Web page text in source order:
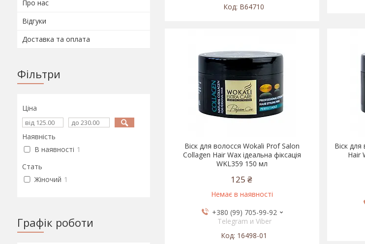
B64710
Віск для волосся Wokali Prof Salon
Collagen Hair Wax ідеальна фіксація
WKL359 150 мл
125 ₴
Немає в наявності
+380 (99) 705-99-92
Telegram и Viber
16498-01
Віск
Hair
Про нас
Відгуки
Доставка та оплата
Фільтри
Ціна
Наявність
В наявності 1
Стать
Жіночий 1
Графік роботи